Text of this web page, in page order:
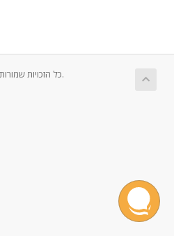
זכויות יוצרים © 2026 bihira.com כל הזכויות שמורות.